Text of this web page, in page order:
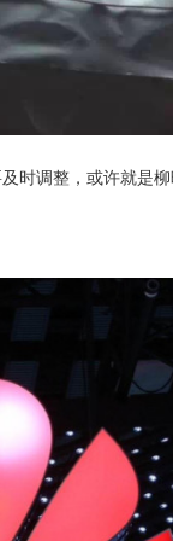
时调整，或许就是